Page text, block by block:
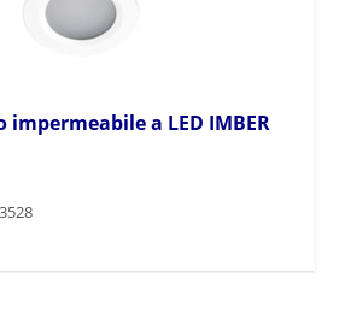
impermeabile a LED IMBER